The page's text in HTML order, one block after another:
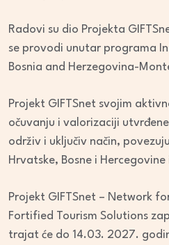
Radovi su dio Projekta
se provodi unutar programa
Bosnia and Herzegovina-
Projekt GIFTSnet svojim
očuvanju i valorizaciji
održiv i uključiv način,
Hrvatske, Bosne i Hercegovine
Projekt GIFTSnet – Network
Fortified Tourism Solutions
trajat će do 14.03. 2027.